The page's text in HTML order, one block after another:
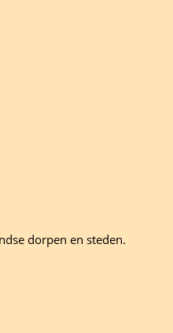
dorpen en steden.